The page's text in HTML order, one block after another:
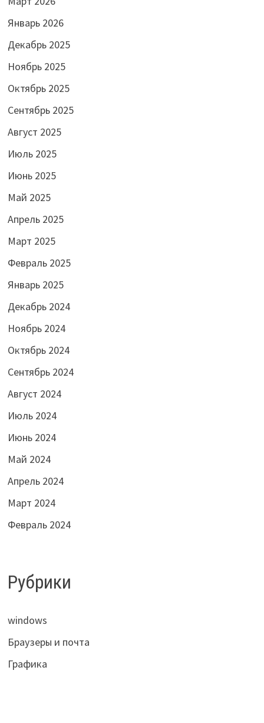
Январь 2026
Декабрь 2025
Ноябрь 2025
Октябрь 2025
Сентябрь 2025
Август 2025
Июль 2025
Июнь 2025
Май 2025
Апрель 2025
Март 2025
Февраль 2025
Январь 2025
Декабрь 2024
Ноябрь 2024
Октябрь 2024
Сентябрь 2024
Август 2024
Июль 2024
Июнь 2024
Май 2024
Апрель 2024
Март 2024
Февраль 2024
Рубрики
windows
Браузеры и почта
Графика